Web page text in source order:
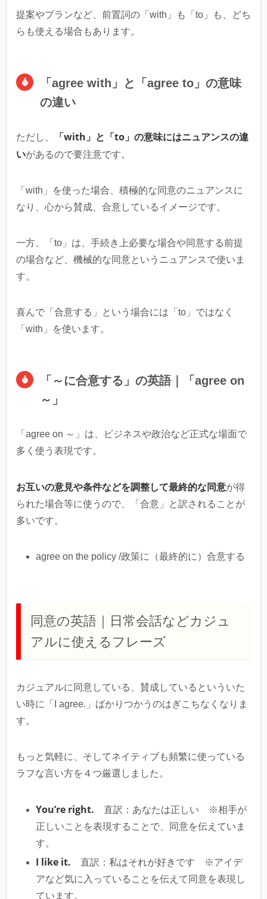
提案やプランなど、前置詞の「with」も「to」も、どち
らも使える場合もあります。
「agree with」と「agree to」の意味
の違い
ただし、
「with」と「to」の意味にはニュアンスの違
いがあるので要注意です。
「with」を使った場合、積極的な同意のニュアンスに
なり、心から賛成、合意しているイメージです。
一方、「to」は、手続き上必要な場合や同意する前提
の場合など、機械的な同意というニュアンスで使いま
す。
喜んで「合意する」という場合には「to」ではなく
「with」を使います。
「～に合意する」の英語｜「agree on
～」
「agree on ～」は、ビジネスや政治など正式な場面で
多く使う表現です。
お互いの意見や条件などを調整して最終的な同意が得
られた場合等に使うので、「合意」と訳されることが
多いです。
agree on the policy /政策に（最終的に）合意する
同意の英語｜日常会話などカジュ
アルに使えるフレーズ
カジュアルに同意している、賛成しているといういた
い時に「I agree.」ばかりつかうのはぎこちなくなりま
す。
もっと気軽に、そしてネイティブも頻繁に使っている
ラフな言い方を４つ厳選しました。
You’re right. 直訳：あなたは正しい ※相手が
正しいことを表現することで、同意を伝えていま
す。
I like it. 直訳：私はそれが好きです ※アイデ
アなど気に入っていることを伝えて同意を表現し
ています。